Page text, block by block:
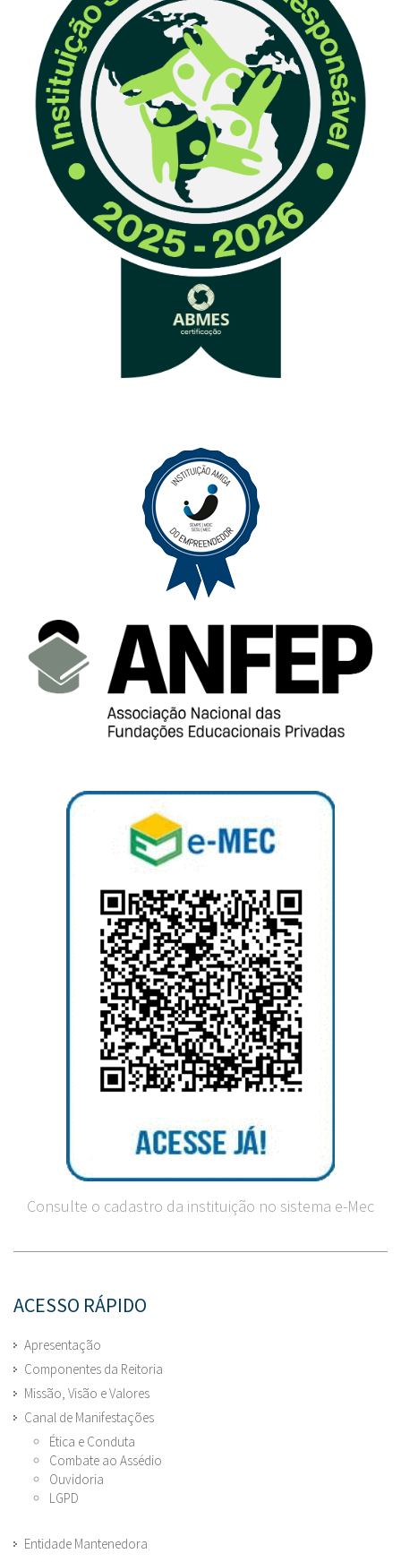
Consulte o cadastro da instituição no sistema e-Mec
ACESSO RÁPIDO
Apresentação
Componentes da Reitoria
Missão, Visão e Valores
Canal de Manifestações
Ética e Conduta
Combate ao Assédio
Ouvidoria
LGPD
Entidade Mantenedora